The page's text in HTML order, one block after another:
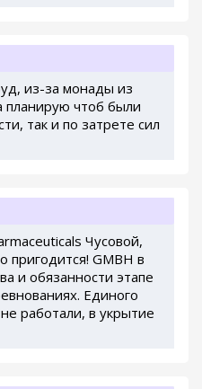
из-за монады из
планирую чтоб были
так и по затрете сил
Чусовой,
пригодится! GMBH в
и обязанности этапе
Единого
работали, в укрытие